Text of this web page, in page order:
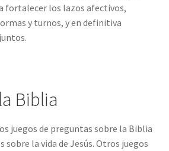
fortalecer los lazos afectivos,
y turnos, y en definitiva
Biblia
juegos de preguntas sobre la Biblia
sobre la vida de Jesús. Otros juegos